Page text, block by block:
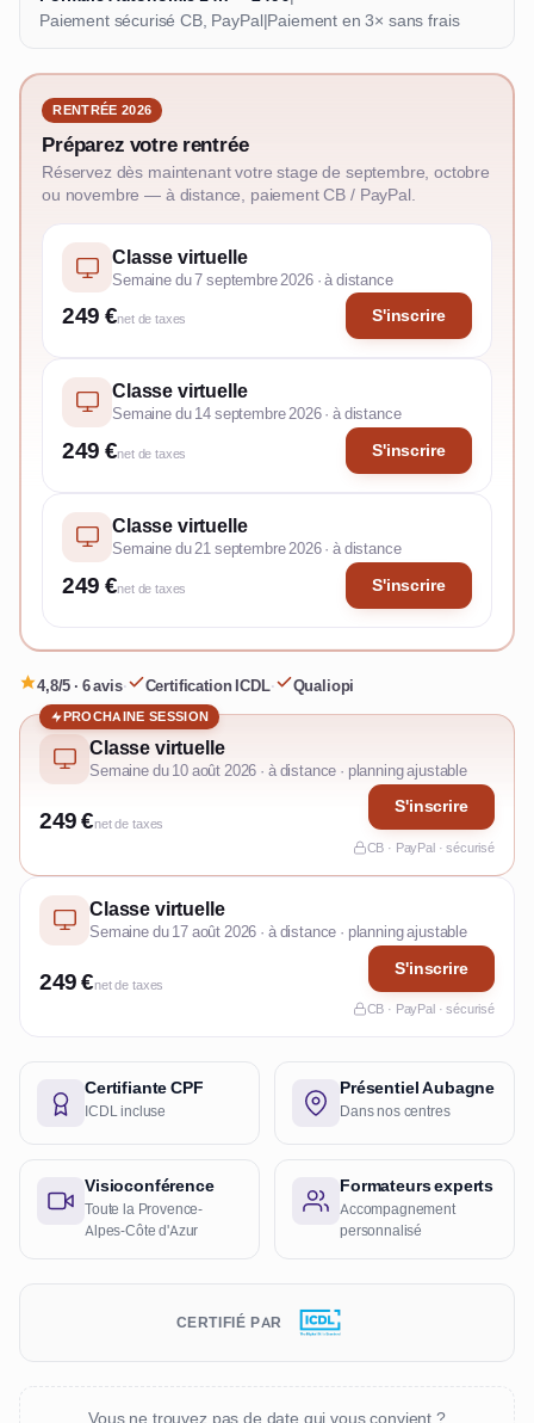
Paiement sécurisé CB, PayPal|Paiement en 3× sans frais
RENTRÉE 2026
Préparez votre rentrée
Réservez dès maintenant votre stage de septembre, octobre
ou novembre — à distance, paiement CB / PayPal.
Classe virtuelle
Semaine du 7 septembre 2026 · à distance
249 €net de taxes S'inscrire
Classe virtuelle
Semaine du 14 septembre 2026 · à distance
249 €net de taxes S'inscrire
Classe virtuelle
Semaine du 21 septembre 2026 · à distance
249 €net de taxes S'inscrire
4,8/5 · 6 avis· Certification ICDL· Qualiopi
PROCHAINE SESSION
Classe virtuelle
Semaine du 10 août 2026 · à distance · planning ajustable
249 €net de taxes
S'inscrire
CB · PayPal · sécurisé
Classe virtuelle
Semaine du 17 août 2026 · à distance · planning ajustable
249 €net de taxes
S'inscrire
CB · PayPal · sécurisé
Certifiante CPF
ICDL incluse
Présentiel Aubagne
Dans nos centres
Visioconférence
Toute la Provence-
Alpes-Côte d'Azur
Formateurs experts
Accompagnement
personnalisé
CERTIFIÉ PAR
Vous ne trouvez pas de date qui vous convient ?